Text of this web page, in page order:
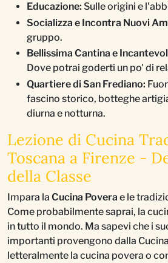
Educazione: Sulle origini e
Socializza e Incontra Nuovi
gruppo.
Bellissima Cantina e
Dove potrai goderti un po' di
Quartiere di San Frediano:
fascino storico, botteghe
diurna e notturna.
Lezione di Cucina
Toscana a Firenze -
della Classe
Impara la Cucina Povera e le
Come probabilmente saprai, la
in tutto il mondo. Ma sapevi che i
importanti provengono dalla
letteralmente la cucina povera o